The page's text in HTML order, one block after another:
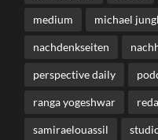
medium michael
nachdenkseiten
perspective daily
ranga yogeshwar
samiraelouassil